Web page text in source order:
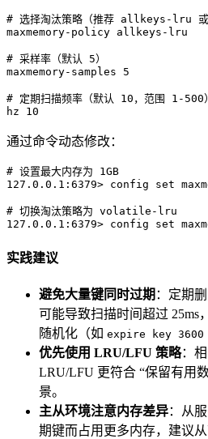
# 选择淘汰策略（推荐 allkeys-lru
maxmemory-policy allkeys-lru
# 采样率（默认 5）
maxmemory-samples 5
# 定期扫描频率（默认 10，范围 1-500）
hz 10
通过命令动态修改：
# 设置最大内存为 1GB
# 切换淘汰策略为 volatile-lru
127.0.0.1:6379> config set
实践建议
避免大量键同时过期 ：定期
可能导致扫描时间超过 25ms
随机化（如 expire key
优先使用 LRU/LFU 策略：
LRU/LFU 更符合 “保留有用
景。
主从环境注意内存差异：从
期键而占用更多内存，建议